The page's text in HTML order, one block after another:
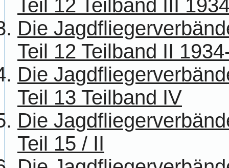
Teil 12 Teilband III
Die
Teil 12 Teilband II
Die
Teil 13 Teilband IV
Die
Teil 15 / II